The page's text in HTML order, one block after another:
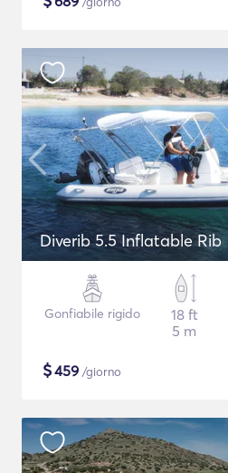
Diverib 5.5 Inflatable Rib
Gonfiabile rigido
18 ft
5 m
$459 /giorno